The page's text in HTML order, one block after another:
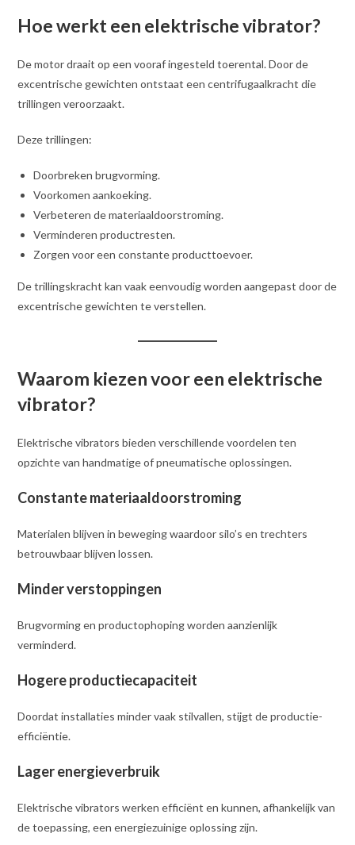
Hoe werkt een elektrische vibrator?
De motor draait op een vooraf ingesteld toerental. Door de
excentrische gewichten ontstaat een centrifugaalkracht die
trillingen veroorzaakt.
Deze trillingen:
Doorbreken brugvorming.
Voorkomen aankoeking.
Verbeteren de materiaaldoorstroming.
Verminderen productresten.
Zorgen voor een constante producttoevoer.
De trillingskracht kan vaak eenvoudig worden aangepast door de
excentrische gewichten te verstellen.
Waarom kiezen voor een elektrische
vibrator?
Elektrische vibrators bieden verschillende voordelen ten
opzichte van handmatige of pneumatische oplossingen.
Constante materiaaldoorstroming
Materialen blijven in beweging waardoor silo’s en trechters
betrouwbaar blijven lossen.
Minder verstoppingen
Brugvorming en productophoping worden aanzienlijk
verminderd.
Hogere productiecapaciteit
Doordat installaties minder vaak stilvallen, stijgt de productie-
efficiëntie.
Lager energieverbruik
Elektrische vibrators werken efficiënt en kunnen, afhankelijk van
de toepassing, een energiezuinige oplossing zijn.